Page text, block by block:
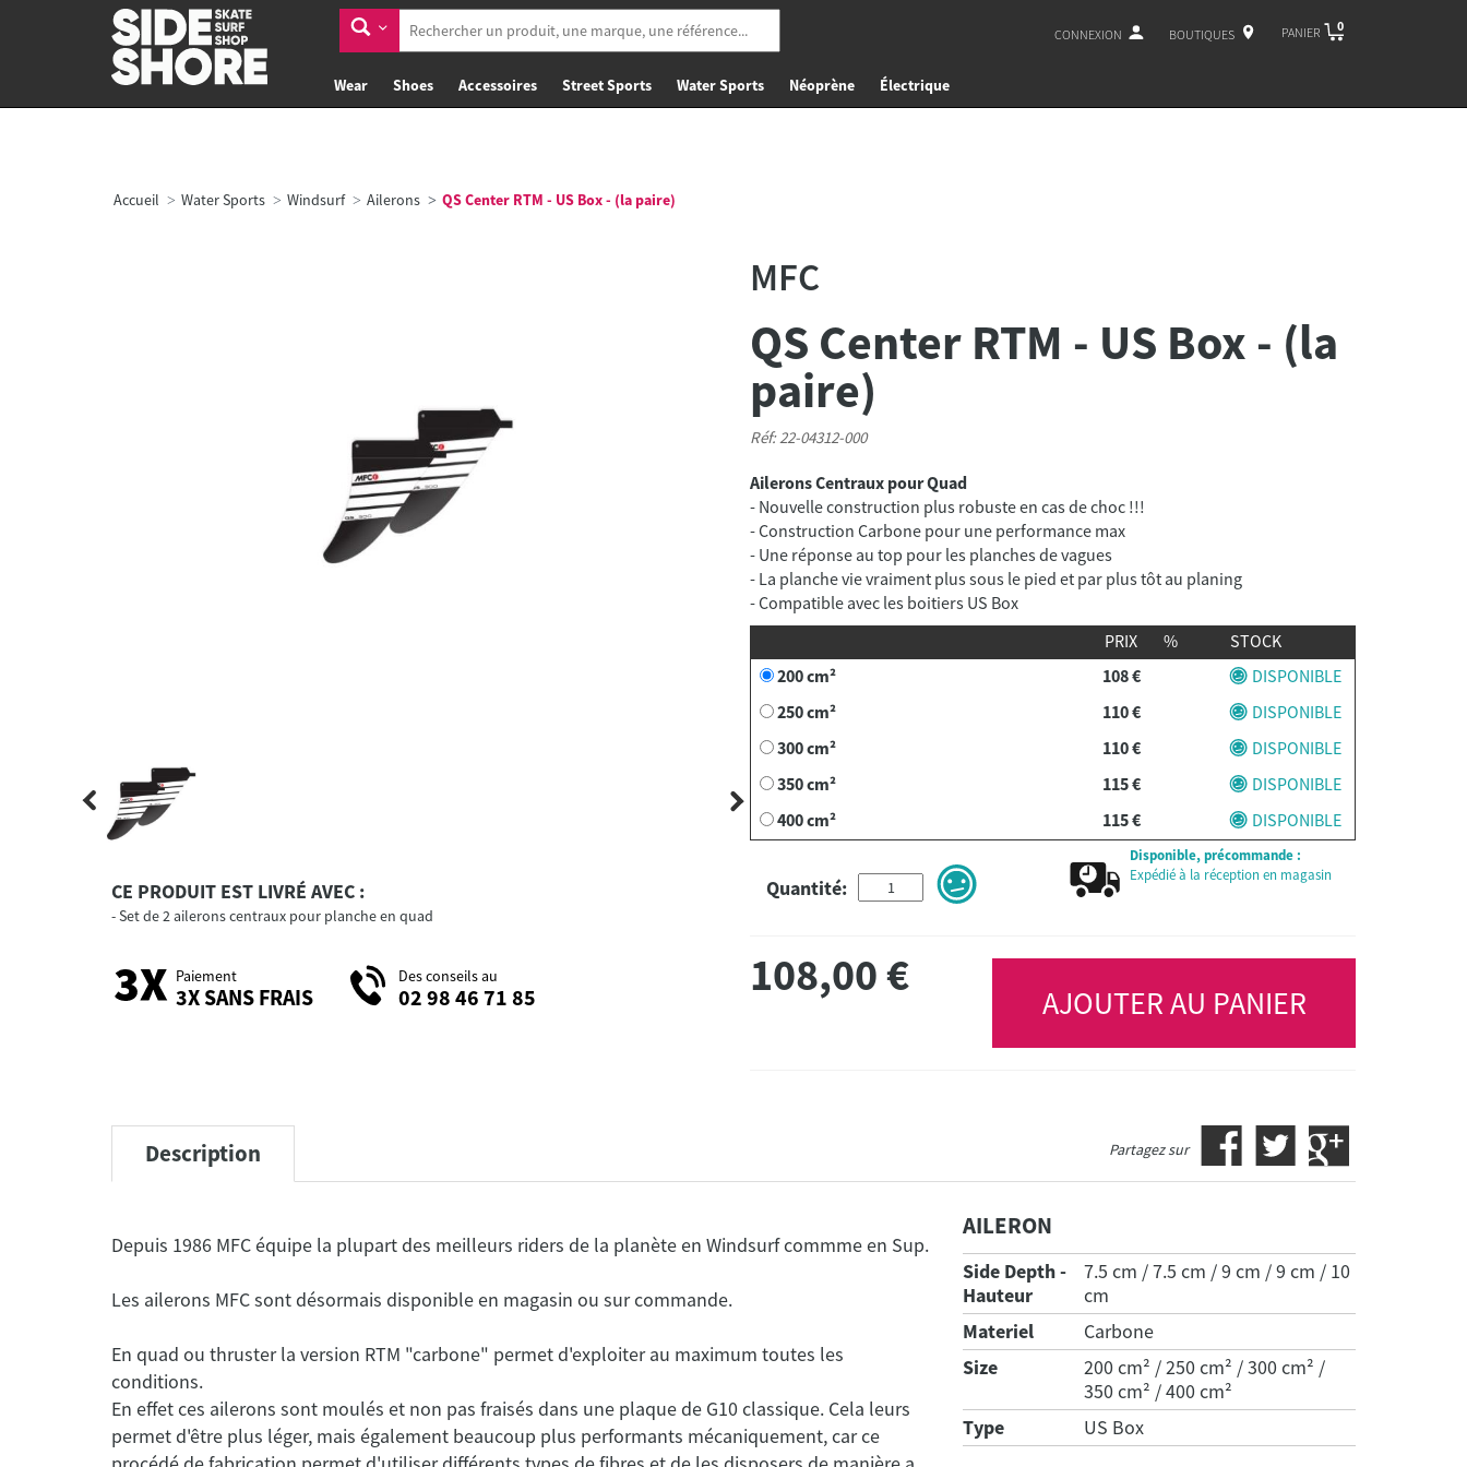
CONNEXION BOUTIQUES PANIER 0
Wear Shoes Accessoires Street Sports Water Sports Néoprène Électrique
Accueil Water Sports Windsurf Ailerons QS Center RTM - US Box - (la paire)
CE PRODUIT EST LIVRÉ AVEC :
Set de 2 ailerons centraux pour planche en quad
Paiement
3X SANS FRAIS
Des conseils au
02 98 46 71 85
MFC
QS Center RTM - US Box - (la
paire)
Réf: 22-04312-000
Ailerons Centraux pour Quad
- Nouvelle construction plus robuste en cas de choc !!!
- Construction Carbone pour une performance max
- Une réponse au top pour les planches de vagues
- La planche vie vraiment plus sous le pied et par plus tôt au planing
- Compatible avec les boitiers US Box
PRIX
%
STOCK
200 cm²
108 €
DISPONIBLE
250 cm²
110 €
DISPONIBLE
300 cm²
110 €
DISPONIBLE
350 cm²
115 €
DISPONIBLE
400 cm²
115 € DISPONIBLE
Quantité:
Disponible, précommande :
Expédié à la réception en magasin
108,00€
AJOUTER AU PANIER
Partagez sur
Description
En quad ou thruster la version RTM "carbone" permet d'exploiter au maximum toutes les
conditions.
En effet ces ailerons sont moulés et non pas fraisés dans une plaque de G10 classique. Cela leurs
permet d'être plus léger, mais également beaucoup plus performants mécaniquement, car ce
AILERON
Side Depth -
Hauteur
7.5 cm / 7.5 cm / 9 cm / 9 cm / 10
cm
Materiel
Carbone
Size
200 cm² / 250 cm² / 300 cm² /
350 cm² / 400 cm²
Type
US Box